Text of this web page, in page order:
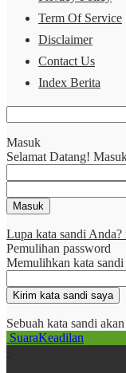
Term Of Service
Disclaimer
Contact Us
Index Berita
Masuk
Selamat Datang!
Lupa kata sandi Anda?
Pemulihan password
Memulihkan kata sandi
Sebuah kata sandi
SuaraKeadilan